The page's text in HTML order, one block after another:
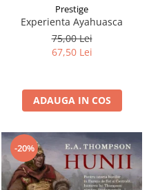
Prestige
Experienta Ayahuasca
75,00 Lei
67,50 Lei
ADAUGA IN COS
-20%